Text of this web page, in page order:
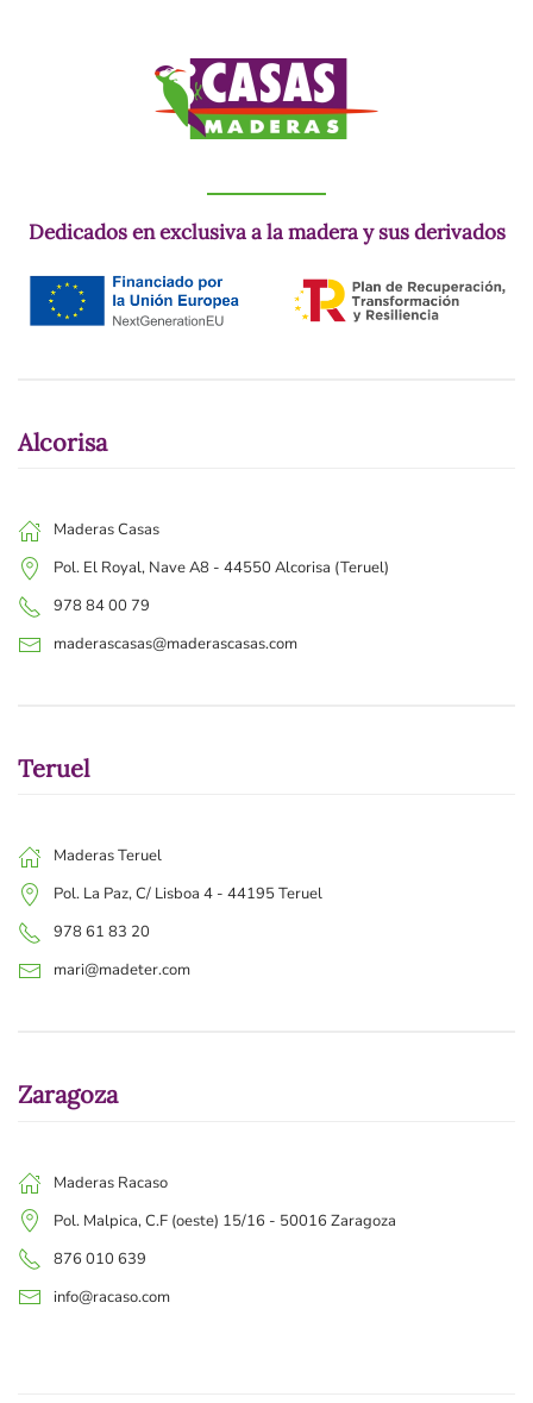
Dedicados en exclusiva a la madera y sus derivados
Alcorisa
Maderas Casas
Pol. El Royal, Nave A8 - 44550 Alcorisa (Teruel)
978 84 00 79
maderascasas@maderascasas.com
Teruel
Maderas Teruel
Pol. La Paz, C/ Lisboa 4 - 44195 Teruel
978 61 83 20
mari@madeter.com
Zaragoza
Maderas Racaso
Pol. Malpica, C.F (oeste) 15/16 - 50016 Zaragoza
876 010 639
info@racaso.com